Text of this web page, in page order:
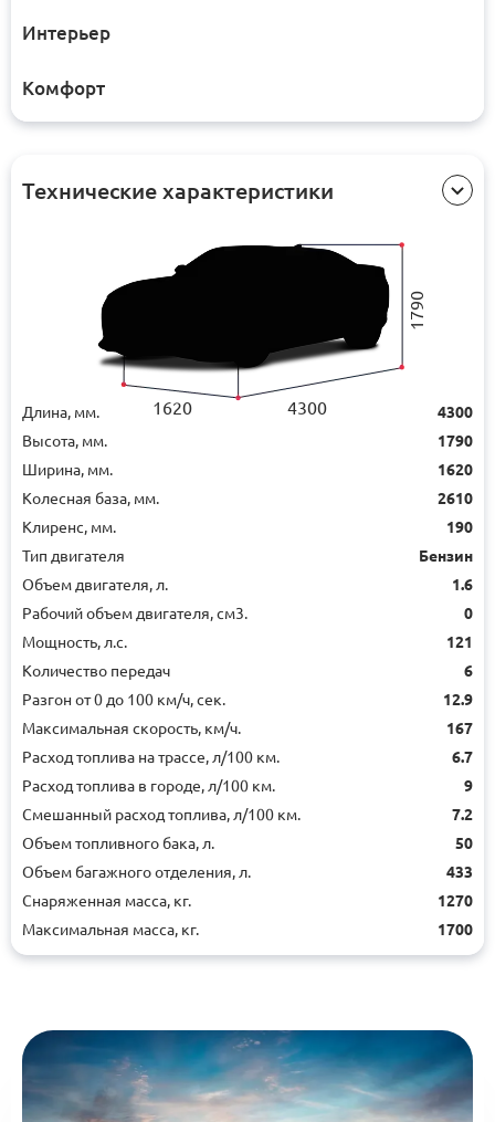
Интерьер
Комфорт
Технические характеристики
4300
1790
1620
Длина, мм.
4300
Высота, мм.
1790
Ширина, мм.
1620
Колесная база, мм.
2610
Клиренс, мм.
190
Тип двигателя
Бензин
Объем двигателя, л.
1.6
Рабочий объем двигателя, см3.
0
Мощность, л.с.
121
Количество передач
6
Разгон от 0 до 100 км/ч, сек.
12.9
Максимальная скорость, км/ч.
167
Расход топлива на трассе, л/100 км.
6.7
Расход топлива в городе, л/100 км.
9
Смешанный расход топлива, л/100 км.
7.2
Объем топливного бака, л.
50
Объем багажного отделения, л.
433
Снаряженная масса, кг.
1270
Максимальная масса, кг.
1700